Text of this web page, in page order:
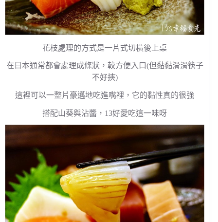
花枝處理的方式是一片式切橫後上桌
在日本通常都會處理成條狀，較方便入口(但黏黏滑滑筷子
不好挾)
這裡可以一整片豪邁地吃進嘴裡，它的黏性真的很強
搭配山葵與沾醬，13好愛吃這一味呀